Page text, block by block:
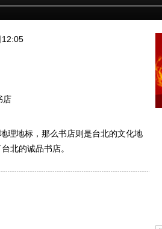
12:05
店
理地标，那么书店则是台北的文化地
北的诚品书店。